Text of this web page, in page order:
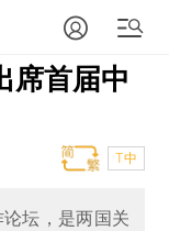
席首届中
T中
坛，是两国关